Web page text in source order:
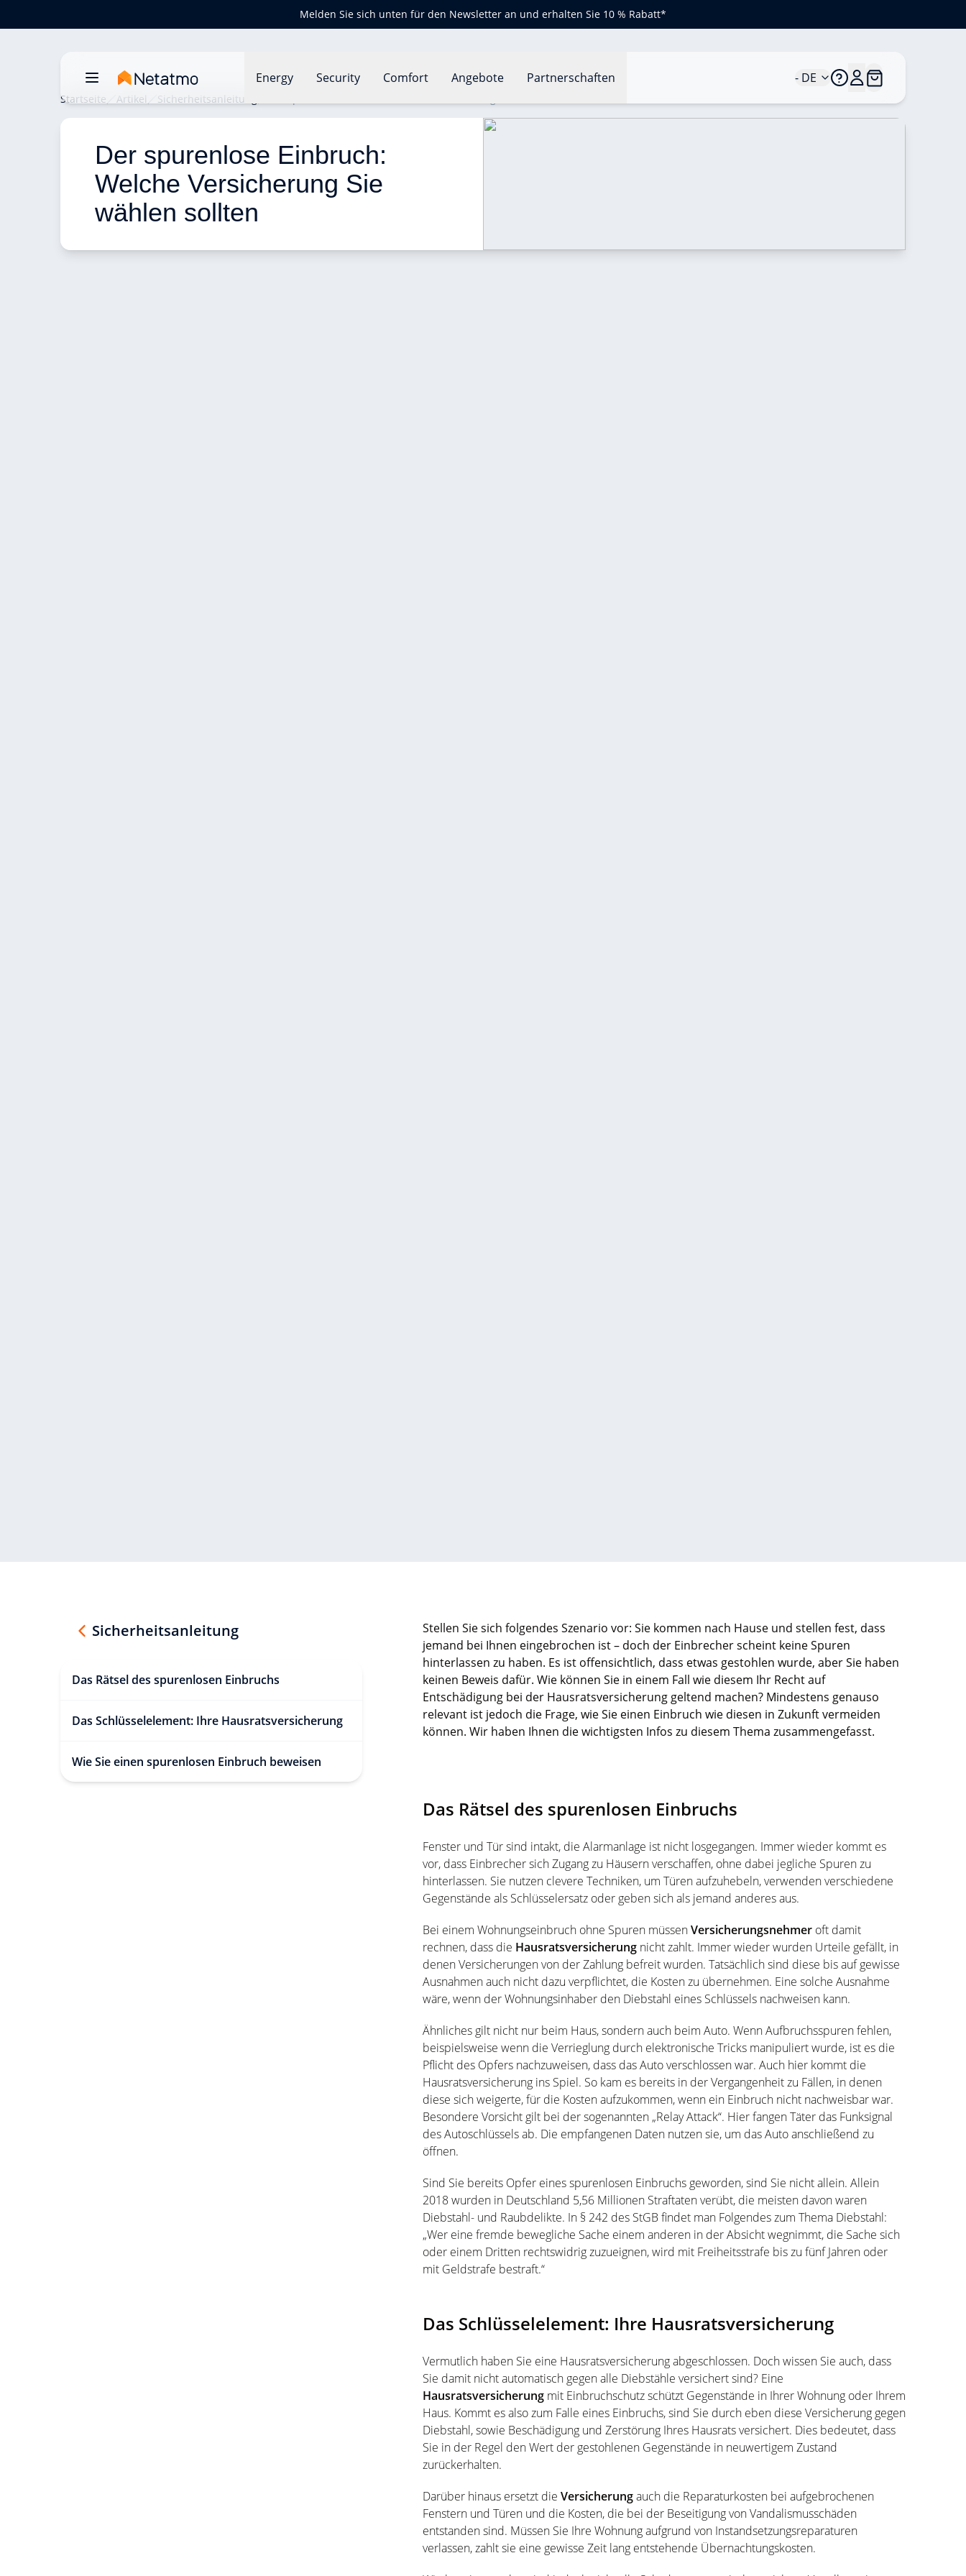
Melden Sie sich unten für den Newsletter an und erhalten Sie 10 % Rabatt*
Energy Security Comfort Angebote Partnerschaften - DE
Startseite Artikel Sicherheitsanleitung
Der spurenlose Einbruch:
Welche Versicherung Sie
wählen sollten
Sicherheitsanleitung
Das Rätsel des spurenlosen Einbruchs
Das Schlüsselelement: Ihre Hausratsversicherung
Wie Sie einen spurenlosen Einbruch beweisen
Stellen Sie sich folgendes Szenario vor: Sie kommen nach Hause und stellen fest, dass
jemand bei Ihnen eingebrochen ist – doch der Einbrecher scheint keine Spuren
hinterlassen zu haben. Es ist offensichtlich, dass etwas gestohlen wurde, aber Sie haben
keinen Beweis dafür. Wie können Sie in einem Fall wie diesem Ihr Recht auf
Entschädigung bei der Hausratsversicherung geltend machen? Mindestens genauso
relevant ist jedoch die Frage, wie Sie einen Einbruch wie diesen in Zukunft vermeiden
können. Wir haben Ihnen die wichtigsten Infos zu diesem Thema zusammengefasst.
Das Rätsel des spurenlosen Einbruchs
Fenster und Tür sind intakt, die Alarmanlage ist nicht losgegangen. Immer wieder kommt es
vor, dass Einbrecher sich Zugang zu Häusern verschaffen, ohne dabei jegliche Spuren zu
hinterlassen. Sie nutzen clevere Techniken, um Türen aufzuhebeln, verwenden verschiedene
Gegenstände als Schlüsselersatz oder geben sich als jemand anderes aus.
Bei einem Wohnungseinbruch ohne Spuren müssenVersicherungsnehmer oft damit
rechnen, dass die Hausratsversicherung nicht zahlt. Immer wieder wurden Urteile gefällt, in
denen Versicherungen von der Zahlung befreit wurden. Tatsächlich sind diese bis auf gewisse
Ausnahmen auch nicht dazu verpflichtet, die Kosten zu übernehmen. Eine solche Ausnahme
wäre, wenn der Wohnungsinhaber den Diebstahl eines Schlüssels nachweisen kann.
Ähnliches gilt nicht nur beim Haus, sondern auch beim Auto. Wenn Aufbruchsspuren fehlen,
beispielsweise wenn die Verrieglung durch elektronische Tricks manipuliert wurde, ist es die
Pflicht des Opfers nachzuweisen, dass das Auto verschlossen war. Auch hier kommt die
Hausratsversicherung ins Spiel. So kam es bereits in der Vergangenheit zu Fällen, in denen
diese sich weigerte, für die Kosten aufzukommen, wenn ein Einbruch nicht nachweisbar war.
Besondere Vorsicht gilt bei der sogenannten „Relay Attack“. Hier fangen Täter das Funksignal
des Autoschlüssels ab. Die empfangenen Daten nutzen sie, um das Auto anschließend zu
öffnen.
Sind Sie bereits Opfer eines spurenlosen Einbruchs geworden, sind Sie nicht allein. Allein
2018 wurden in Deutschland 5,56 Millionen Straftaten verübt, die meisten davon waren
Diebstahl- und Raubdelikte. In § 242 des StGB findet man Folgendes zum Thema Diebstahl:
„Wer eine fremde bewegliche Sache einem anderen in der Absicht wegnimmt, die Sache sich
oder einem Dritten rechtswidrig zuzueignen, wird mit Freiheitsstrafe bis zu fünf Jahren oder
mit Geldstrafe bestraft.“
Das Schlüsselelement: Ihre Hausratsversicherung
Vermutlich haben Sie eine Hausratsversicherung abgeschlossen. Doch wissen Sie auch, dass
Sie damit nicht automatisch gegen alle Diebstähle versichert sind? Eine
Hausratsversicherung mit Einbruchschutz schützt Gegenstände in Ihrer Wohnung oder Ihrem
Haus. Kommt es also zum Falle eines Einbruchs, sind Sie durch eben diese Versicherung gegen
Diebstahl, sowie Beschädigung und Zerstörung Ihres Hausrats versichert. Dies bedeutet, dass
Sie in der Regel den Wert der gestohlenen Gegenstände in neuwertigem Zustand
zurückerhalten.
Darüber hinaus ersetzt die Versicherungauch die Reparaturkosten bei aufgebrochenen
Fenstern und Türen und die Kosten, die bei der Beseitigung von Vandalismusschäden
entstanden sind. Müssen Sie Ihre Wohnung aufgrund von Instandsetzungsreparaturen
verlassen, zahlt sie eine gewisse Zeit lang entstehende Übernachtungskosten.